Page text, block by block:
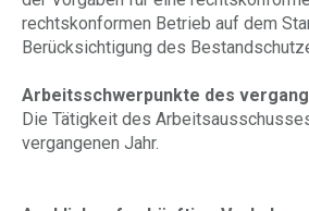
rechtskonformen Betrieb auf dem
Berücksichtigung des
Arbeitsschwerpunkte des
Die Tätigkeit des
vergangenen Jahr.